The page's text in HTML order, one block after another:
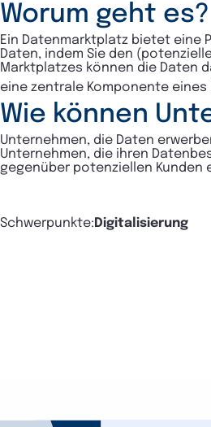
Worum geht es?
Ein Datenmarktplatz bietet eine
Daten, indem Sie den
Marktplatzes können die Daten
eine zentrale Komponente eines
Wie können
Unternehmen, die Daten
Unternehmen, die ihren
gegenüber potenziellen Kunden
Schwerpunkte:Digitalisierung